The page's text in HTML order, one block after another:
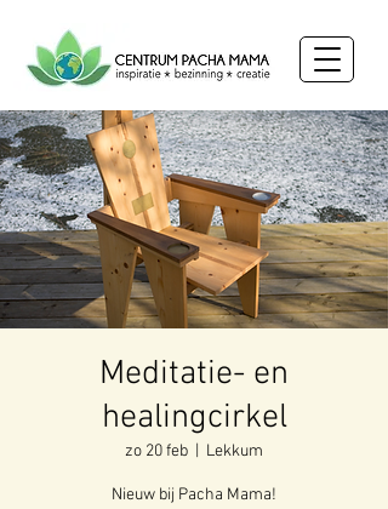
Meditatie- en
healingcirkel
zo 20 feb Lekkum
Nieuw bij Pacha Mama!